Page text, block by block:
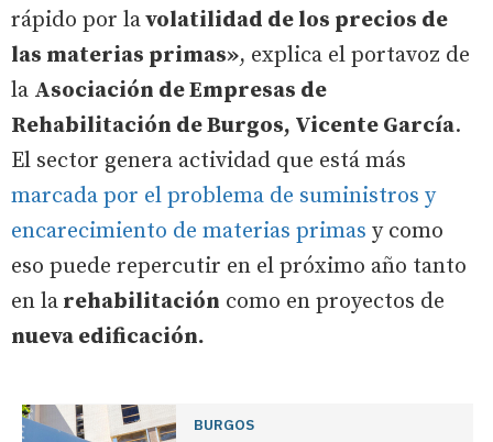
rápido por lavolatilidad de los precios de
las materias primas», explica el portavoz de
la Asociación de Empresas de
Rehabilitación de Burgos, Vicente García.
El sector genera actividad que está más
marcada por el problema de suministros y
encarecimiento de materias primas y como
eso puede repercutir en el próximo año tanto
en la rehabilitación como en proyectos de
nueva edificación.
BURGOS